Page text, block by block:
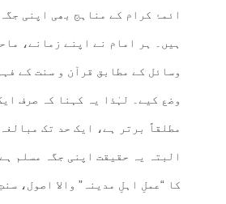
ائمۂ کرام کے مناہج بھی اپنی
ہیں۔ ہر امام نے اپنے زمانے،
وسائل کے مطابق قرآن و سنت کے
وضع کیے۔ لہٰذا یہ کہنا کہ صرف
مطلقاً برتر ہے، ایک حد تک
البتہ یہ حقیقت اپنی جگہ مسلم
کا “عملِ اہلِ مدینہ” والا اصول،